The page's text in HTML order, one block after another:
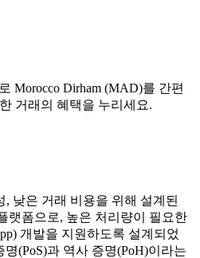
Morocco Dirham (MAD)를 간편
거래의 혜택을 누리세요.
낮은 거래 비용을 위해 설계된
랫폼으로, 높은 처리량이 필요한
개발을 지원하도록 설계되었
(PoS)과 역사 증명(PoH)이라는